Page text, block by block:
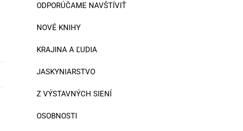
ODPORÚČAME NAVŠTÍVIŤ
NOVÉ KNIHY
KRAJINA A ĽUDIA
JASKYNIARSTVO
Z VÝSTAVNÝCH SIENÍ
OSOBNOSTI